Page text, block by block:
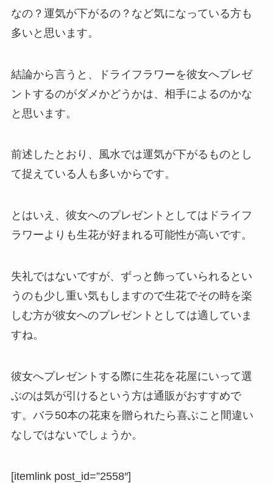
なの？運気が下がるの？など気になっている方も
多いと思います。
結論から言うと、ドライフラワーを彼女へプレゼ
ントするのがダメかどうかは、相手によるのかな
と思います。
前述したとおり、風水では運気が下がるものとし
て捉えている人も多いからです。
とはいえ、彼女へのプレゼントとしてはドライフ
ラワーよりも生花が好まれる可能性が高いです。
失礼ではないですが、ずっと飾っていられるとい
うのも少し重い気もしますので生花でその時を楽
しむ方が彼女へのプレゼントとしては適していま
すね。
彼女へプレゼントする際に生花を花屋にいって選
ぶのは気が引けるという方は通販がおすすめで
す。バラ50本の花束を贈られたら喜ぶこと間違い
なしではないでしょうか。
[itemlink post_id=”2558″]